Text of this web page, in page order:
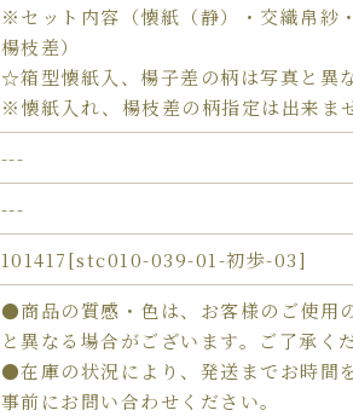
※セット内容（懐紙（静）・交織帛紗
楊枝差）
☆箱型懐紙入、楊子差の柄は写真と異
※懐紙入れ、楊枝差の柄指定は出来ま
---
---
101417[stc010-039-01-初歩-03]
●商品の質感・色は、お客様のご使用
と異なる場合がございます。ご了承く
●在庫の状況により、発送までお時間
事前にお問い合わせください。